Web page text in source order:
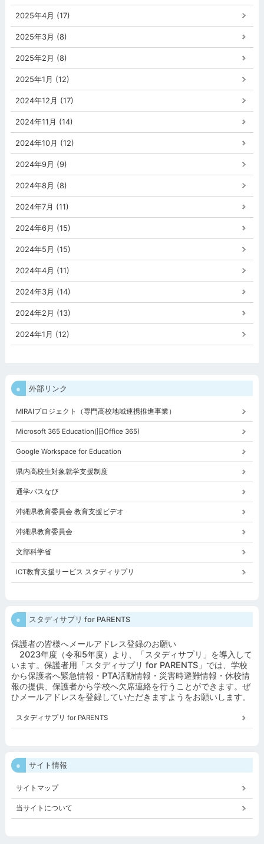
2025年4月 (17)
2025年3月 (8)
2025年2月 (8)
2025年1月 (12)
2024年12月 (17)
2024年11月 (14)
2024年10月 (12)
2024年9月 (9)
2024年8月 (8)
2024年7月 (11)
2024年6月 (15)
2024年5月 (15)
2024年4月 (11)
2024年3月 (14)
2024年2月 (13)
2024年1月 (12)
外部リンク
MIRAIプロジェクト（専門高校地域連携推進事業）
Microsoft 365 Education(旧Office 365)
Google Workspace for Education
県内高校生対象就学支援制度
通学バスなび
沖縄県教育委員会 教育支援ビデオ
沖縄県教育委員会
文部科学省
ICT教育支援サービス スタディサプリ
スタディサプリ for PARENTS
保護者の皆様へメールアドレス登録のお願い
2023年度（令和5年度）より、「スタディサプリ」を導入して
います。保護者用「スタディサプリ for PARENTS」では、学校
から保護者へ緊急情報・PTA活動情報・災害時避難情報・休校情
報の提供、保護者から学校へ欠席連絡を行うことができます。ぜ
ひメールアドレスを登録していただきますようをお願いします。
スタディサプリ for PARENTS
サイト情報
サイトマップ
当サイトについて